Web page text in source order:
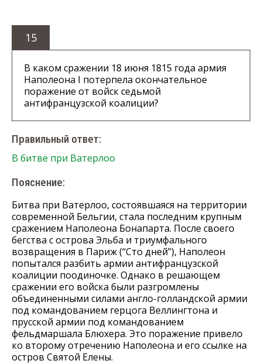
15
В каком сражении 18 июня 1815 года армия
Наполеона I потерпела окончательное
поражение от войск седьмой
антифранцузской коалиции?
Правильный ответ:
В битве при Ватерлоо
Пояснение:
Битва при Ватерлоо, состоявшаяся на территории
современной Бельгии, стала последним крупным
сражением Наполеона Бонапарта. После своего
бегства с острова Эльба и триумфального
возвращения в Париж (“Сто дней”), Наполеон
попытался разбить армии антифранцузской
коалиции поодиночке. Однако в решающем
сражении его войска были разгромлены
объединенными силами англо-голландской армии
под командованием герцога Веллингтона и
прусской армии под командованием
фельдмаршала Блюхера. Это поражение привело
ко второму отречению Наполеона и его ссылке на
остров Святой Елены.